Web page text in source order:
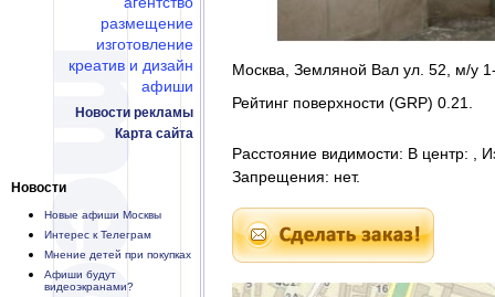
размещение
изготовление
креатив и дизайн
афиши
Новости рекламы
Карта сайта
Новости
Новые афиши Москвы
Интерес к Телеграм
Мнение детей при покупках
Афиши будут
видеоэкранами?
Москва, Земляной Вал ул. 52, м/у
Рейтинг поверхности (GRP) 0.21.
Расстояние видимости: В центр: ,
Запрещения: нет.